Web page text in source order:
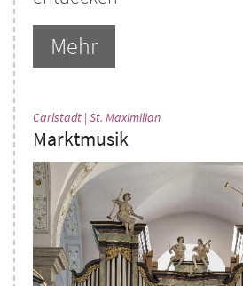
Mehr
Carlstadt | St. Maximilian:
Marktmusik